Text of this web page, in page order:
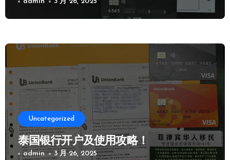
Uncategorized
泰国银行开户及使用攻略！
admin 3 月 26, 2025